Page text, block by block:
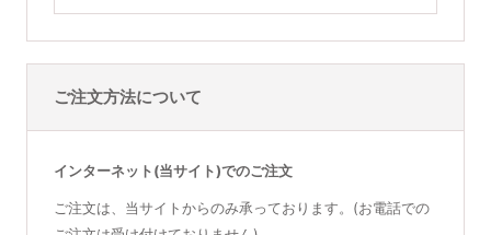
ご注文方法について
インターネット(当サイト)でのご注文
ご注文は、当サイトからのみ承っております。(お電話での